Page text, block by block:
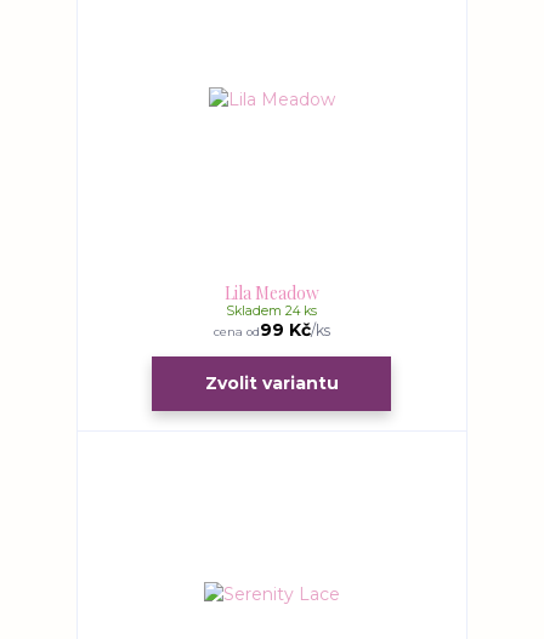
Lila Meadow
cena od99 Kč/ks
Skladem 24 ks
Zvolit variantu